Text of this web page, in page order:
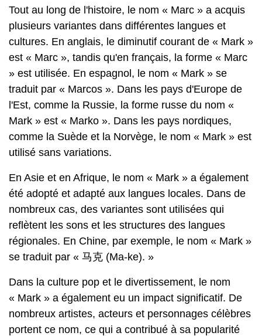
Tout au long de l'histoire, le nom « Marc » a acquis
plusieurs variantes dans différentes langues et
cultures. En anglais, le diminutif courant de « Mark »
est « Marc », tandis qu'en français, la forme « Marc
» est utilisée. En espagnol, le nom « Mark » se
traduit par « Marcos ». Dans les pays d'Europe de
l'Est, comme la Russie, la forme russe du nom «
Mark » est « Marko ». Dans les pays nordiques,
comme la Suède et la Norvège, le nom « Mark » est
utilisé sans variations.
En Asie et en Afrique, le nom « Mark » a également
été adopté et adapté aux langues locales. Dans de
nombreux cas, des variantes sont utilisées qui
reflètent les sons et les structures des langues
régionales. En Chine, par exemple, le nom « Mark »
se traduit par « 马克 (Ma-ke). »
Dans la culture pop et le divertissement, le nom
« Mark » a également eu un impact significatif. De
nombreux artistes, acteurs et personnages célèbres
portent ce nom, ce qui a contribué à sa popularité